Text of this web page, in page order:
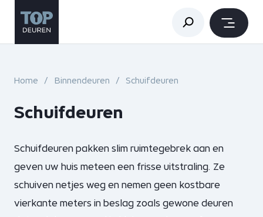
Home Binnendeuren Schuifdeuren
Schuifdeuren
Schuifdeuren pakken slim ruimtegebrek aan en
geven uw huis meteen een frisse uitstraling. Ze
schuiven netjes weg en nemen geen kostbare
vierkante meters in beslag zoals gewone deuren